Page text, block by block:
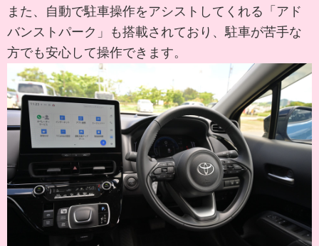
また、自動で駐車操作をアシストしてくれる「アド
バンストパーク」も搭載されており、駐車が苦手な
方でも安心して操作できます。